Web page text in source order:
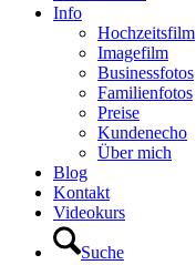
Info
Hochzeitsfilm
Imagefilm
Businessfotos
Familienfotos
Preise
Kundenecho
Über mich
Blog
Kontakt
Videokurs
Suche